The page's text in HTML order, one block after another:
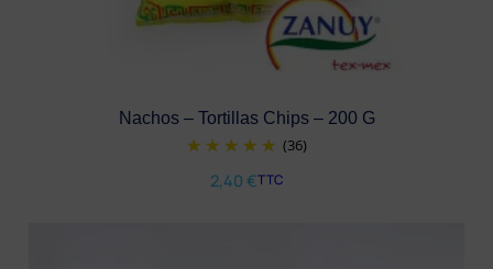
Nachos – Tortillas Chips – 200 G
(36)
2,40 €TTC